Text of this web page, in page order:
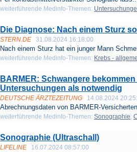
weiterführende Medinfo-Themen:
Die Diagnose: Nach einem Sturz
STERN.DE 31.08.2024 16:18:00
Nach einem Sturz hat ein junger Mann
weiterführende Medinfo-Themen: Krebs -
BARMER: Schwangere
Untersuchungen als notwendig
DEUTSCHE ÄRZTEZEITUNG 14.08.2024
Abrechnungsdaten von BARMER-
weiterführende Medinfo-Themen: Sonographie;
Sonographie (Ultraschall)
LIFELINE 16.07.2024 08:57:00